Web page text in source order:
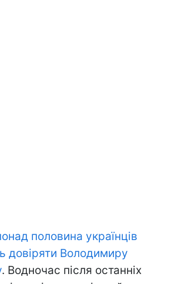
половина українців
довіряти Володимиру
. Водночас після останніх